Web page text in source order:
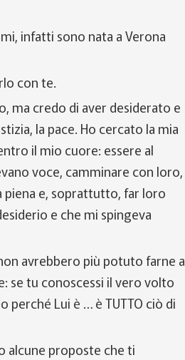
infatti sono nata a Verona
con te.
ma credo di aver desiderato e
la pace. Ho cercato la mia
il mio cuore: essere al
voce, camminare con loro,
piena e, soprattutto, far loro
e che mi spingeva
avrebbero più potuto farne a
se tu conoscessi il vero volto
perché Lui è … è TUTTO ciò di
alcune proposte che ti